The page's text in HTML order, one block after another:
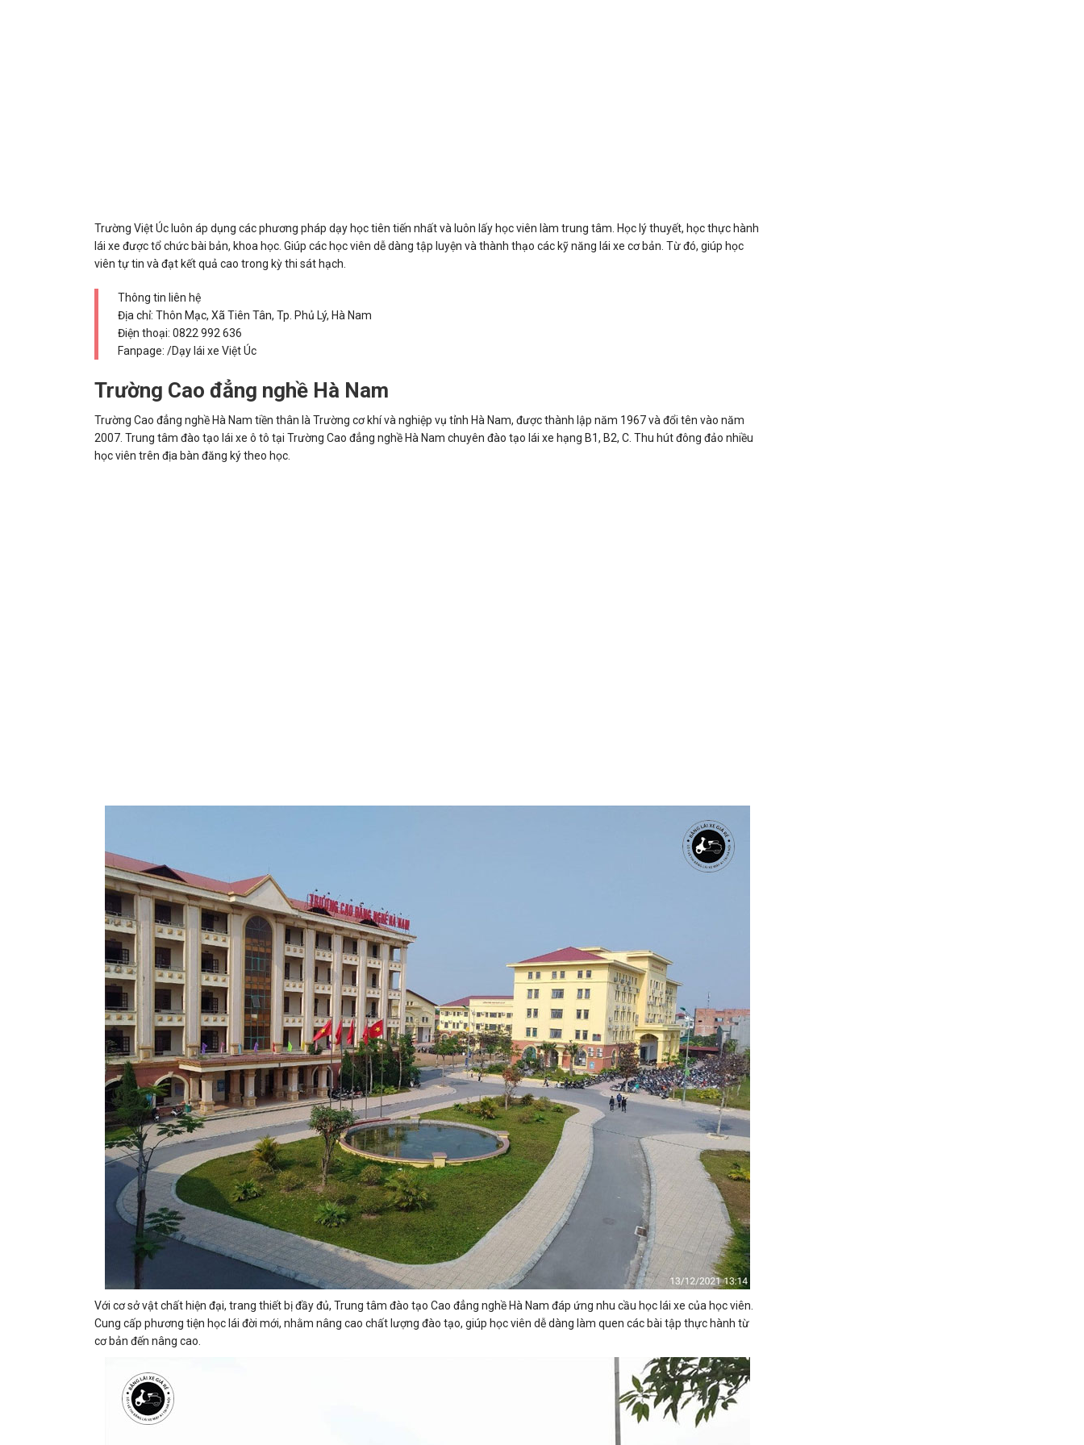
Trường Việt Úc luôn áp dụng các phương pháp dạy học tiên tiến nhất và luôn lấy học viên làm trung tâm. Học lý thuyết, học thực hành
lái xe được tổ chức bài bản, khoa học. Giúp các học viên dễ dàng tập luyện và thành thạo các kỹ năng lái xe cơ bản. Từ đó, giúp học
viên tự tin và đạt kết quả cao trong kỳ thi sát hạch.
Thông tin liên hệ
Địa chỉ: Thôn Mạc, Xã Tiên Tân, Tp. Phủ Lý, Hà Nam
Điện thoại: 0822 992 636
Fanpage: /Dạy lái xe Việt Úc
Trường Cao đẳng nghề Hà Nam
Trường Cao đẳng nghề Hà Nam tiền thân là Trường cơ khí và nghiệp vụ tỉnh Hà Nam, được thành lập năm 1967 và đổi tên vào năm
2007. Trung tâm đào tạo lái xe ô tô tại Trường Cao đẳng nghề Hà Nam chuyên đào tạo lái xe hạng B1, B2, C. Thu hút đông đảo nhiều
học viên trên địa bàn đăng ký theo học.
Với cơ sở vật chất hiện đại, trang thiết bị đầy đủ, Trung tâm đào tạo Cao đẳng nghề Hà Nam đáp ứng nhu cầu học lái xe của học viên.
Cung cấp phương tiện học lái đời mới, nhằm nâng cao chất lượng đào tạo, giúp học viên dễ dàng làm quen các bài tập thực hành từ
cơ bản đến nâng cao.